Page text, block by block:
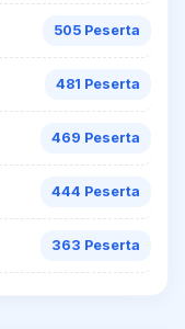
505 Peserta
481 Peserta
469 Peserta
444 Peserta
363 Peserta